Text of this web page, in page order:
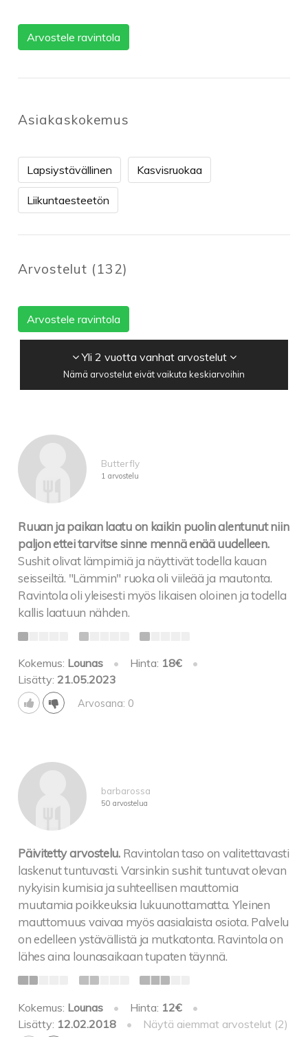
Arvostele ravintola
Asiakaskokemus
Lapsiystävällinen Kasvisruokaa
Liikuntaesteetön
Arvostelut (132)
Arvostele ravintola
Yli 2 vuotta vanhat arvostelut
Nämä arvostelut eivät vaikuta keskiarvoihin
Butterfly
1 arvostelu
Ruuan ja paikan laatu on kaikin puolin alentunut niin
paljon ettei tarvitse sinne mennä enää uudelleen.
Sushit olivat lämpimiä ja näyttivät todella kauan
seisseiltä. "Lämmin" ruoka oli viileää ja mautonta.
Ravintola oli yleisesti myös likaisen oloinen ja todella
kallis laatuun nähden.
Kokemus: Lounas • Hinta: 18€
•
Lisätty: 21.05.2023
Arvosana: 0
barbarossa
50 arvostelua
Päivitetty arvostelu. Ravintolan taso on valitettavasti
laskenut tuntuvasti. Varsinkin sushit tuntuvat olevan
nykyisin kumisia ja suhteellisen mauttomia
muutamia poikkeuksia lukuunottamatta. Yleinen
mauttomuus vaivaa myös aasialaista osiota. Palvelu
on edelleen ystävällistä ja mutkatonta. Ravintola on
lähes aina lounasaikaan tupaten täynnä.
Kokemus: Lounas • Hinta: 12€
•
Lisätty: 12.02.2018 • Näytä aiemmat arvostelut (2)